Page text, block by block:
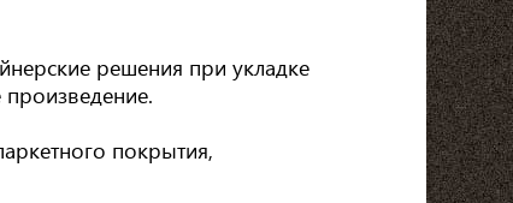
решения при укладке
покрытия,